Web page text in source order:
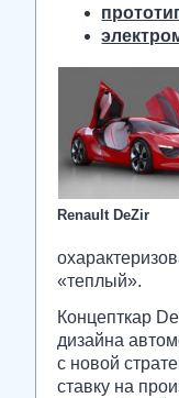
Renault DeZir
«теплый».
Концепткар
дизайна
с новой
ставку на